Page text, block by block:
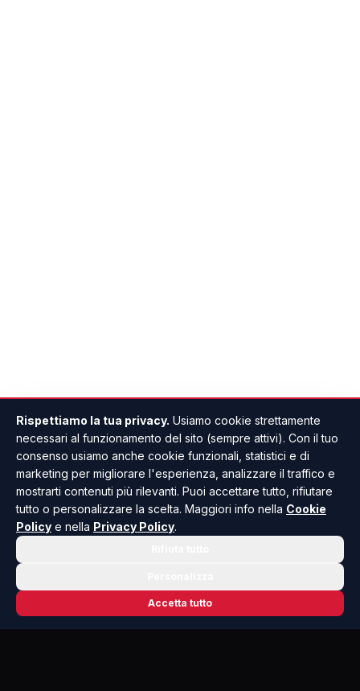
Rispettiamo la tua privacy. Usiamo cookie strettamente
necessari al funzionamento del sito (sempre attivi). Con il tuo
consenso usiamo anche cookie funzionali, statistici e di
marketing per migliorare l'esperienza, analizzare il traffico e
mostrarti contenuti più rilevanti. Puoi accettare tutto, rifiutare
tutto o personalizzare la scelta. Maggiori info nella Cookie
Policy e nella Privacy Policy.
Accetta tutto